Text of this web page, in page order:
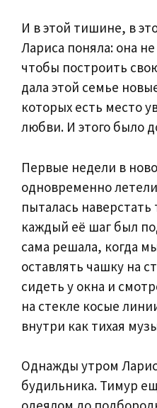
И в этой тишине, в
Лариса поняла: она
чтобы построить
дала этой семье
которых есть место
любви. И этого было
Первые недели в
одновременно
пыталась наверстать
каждый её шаг был
сама решала, когда
оставлять чашку на
сидеть у окна и
на стекле косые
внутри как тихая
Однажды утром
будильника. Тимур